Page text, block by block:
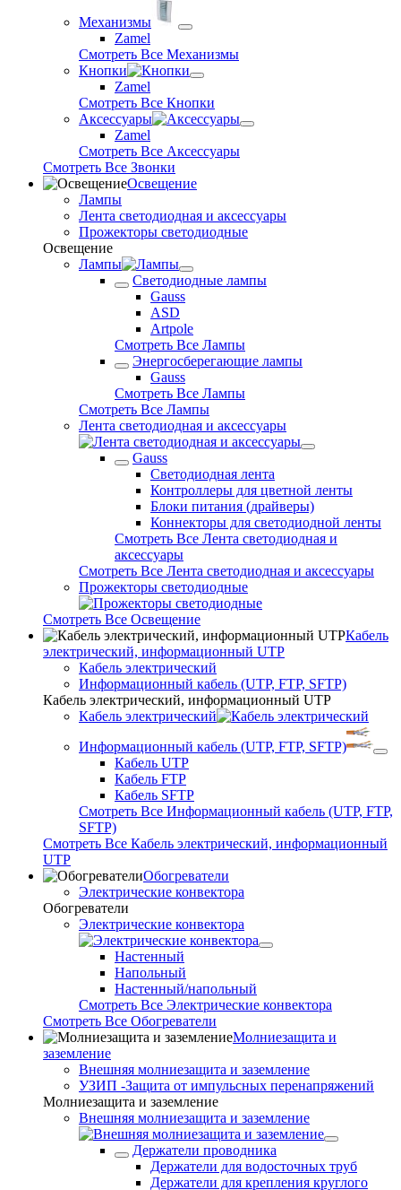
Механизмы
Zamel
Смотреть Все Механизмы
Кнопки
Zamel
Смотреть Все Кнопки
Аксессуары
Zamel
Смотреть Все Аксессуары
Смотреть Все Звонки
Освещение
Лампы
Лента светодиодная и аксессуары
Прожекторы светодиодные
Освещение
Лампы
Светодиодные лампы
Gauss
ASD
Artpole
Смотреть Все Лампы
Энергосберегающие лампы
Gauss
Смотреть Все Лампы
Смотреть Все Лампы
Лента светодиодная и аксессуары
Gauss
Светодиодная лента
Контроллеры для цветной ленты
Блоки питания (драйверы)
Коннекторы для светодиодной ленты
Смотреть Все Лента светодиодная и
аксессуары
Смотреть Все Лента светодиодная и аксессуары
Прожекторы светодиодные
Смотреть Все Освещение
Кабель
электрический, информационный UTP
Кабель электрический
Информационный кабель (UTP, FTP, SFTP)
Кабель электрический, информационный UTP
Кабель электрический
Информационный кабель (UTP, FTP, SFTP)
Кабель UTP
Кабель FTP
Кабель SFTP
Смотреть Все Информационный кабель (UTP, FTP,
SFTP)
Смотреть Все Кабель электрический, информационный
UTP
Обогреватели
Электрические конвектора
Обогреватели
Электрические конвектора
Настенный
Напольный
Настенный/напольный
Смотреть Все Электрические конвектора
Смотреть Все Обогреватели
Молниезащита и
заземление
Внешняя молниезащита и заземление
УЗИП -Защита от импульсных перенапряжений
Молниезащита и заземление
Внешняя молниезащита и заземление
Держатели проводника
Держатели для водосточных труб
Держатели для крепления круглого